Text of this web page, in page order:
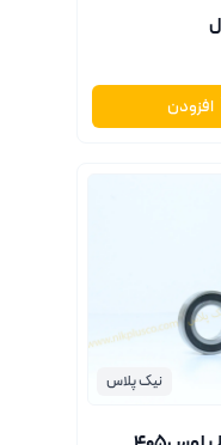
افزودن
نیک پلاس